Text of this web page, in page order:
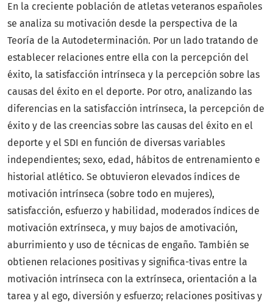
En la creciente población de atletas veteranos españoles
se analiza su motivación desde la perspectiva de la
Teoría de la Autodeterminación. Por un lado tratando de
establecer relaciones entre ella con la percepción del
éxito, la satisfacción intrínseca y la percepción sobre las
causas del éxito en el deporte. Por otro, analizando las
diferencias en la satisfacción intrínseca, la percepción de
éxito y de las creencias sobre las causas del éxito en el
deporte y el SDI en función de diversas variables
independientes; sexo, edad, hábitos de entrenamiento e
historial atlético. Se obtuvieron elevados índices de
motivación intrínseca (sobre todo en mujeres),
satisfacción, esfuerzo y habilidad, moderados índices de
motivación extrínseca, y muy bajos de amotivación,
aburrimiento y uso de técnicas de engaño. También se
obtienen relaciones positivas y significa-tivas entre la
motivación intrínseca con la extrínseca, orientación a la
tarea y al ego, diversión y esfuerzo; relaciones positivas y